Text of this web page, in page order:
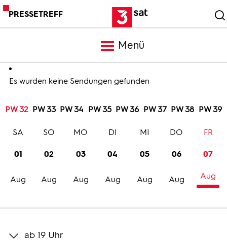
PRESSETREFF
Menü
Meldungen
Programm
Trailer
Bilder
Es wurden keine Sendungen gefunden
PW 32 PW 33 PW 34 PW 35 PW 36 PW 37 PW 38 PW 39
01
Aug
SA
02
Aug
SO
03
Aug
MO
04
Aug
DI
05
Aug
MI
06
Aug
DO
07
Aug
FR
ab 19 Uhr